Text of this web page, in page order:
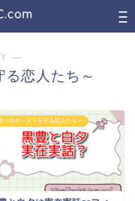
―
恋人たち～
と白夕～天下を守る恋人たち～